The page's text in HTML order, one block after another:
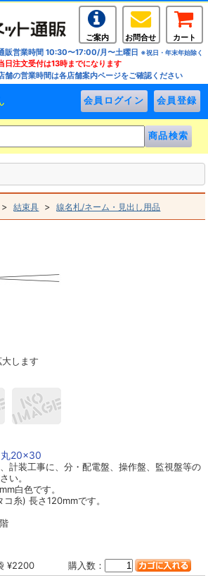
ご案内 お問合せ
カート
販営業時間 10:30〜17:00/月〜土曜日 ※祝日・年末年始除く
日注文受付は13時までになります
舗の営業時間は各店舗案内ページをご確認ください
>結束具 >線名札/ネーム・見出し用品
します
丸20×30
計装工事に、分・配電盤、操作盤、監視盤等の
い。
白色です。
糸) 長さ120mmです。
¥2200 購入数：